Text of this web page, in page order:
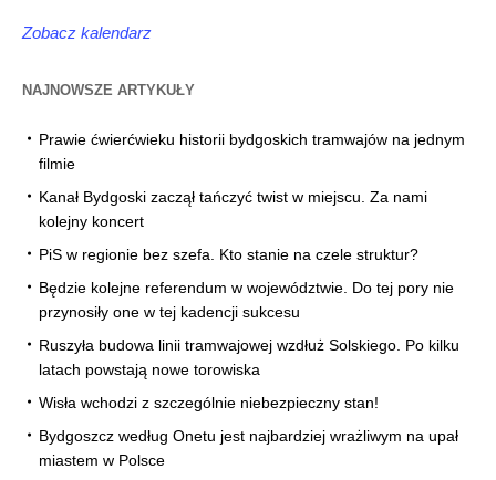
Zobacz kalendarz
NAJNOWSZE ARTYKUŁY
Prawie ćwierćwieku historii bydgoskich tramwajów na jednym
filmie
Kanał Bydgoski zaczął tańczyć twist w miejscu. Za nami
kolejny koncert
PiS w regionie bez szefa. Kto stanie na czele struktur?
Będzie kolejne referendum w województwie. Do tej pory nie
przynosiły one w tej kadencji sukcesu
Ruszyła budowa linii tramwajowej wzdłuż Solskiego. Po kilku
latach powstają nowe torowiska
Wisła wchodzi z szczególnie niebezpieczny stan!
Bydgoszcz według Onetu jest najbardziej wrażliwym na upał
miastem w Polsce